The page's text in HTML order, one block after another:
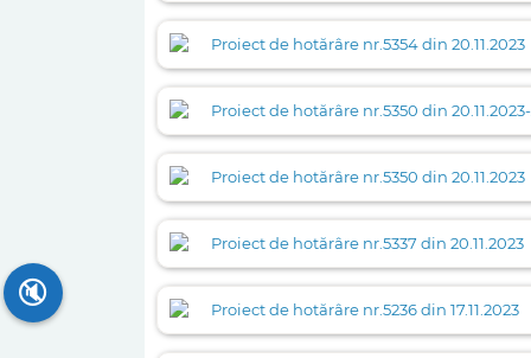
Proiect de hotărâre nr.5354 din 20.11.2023
Proiect de hotărâre nr.5350 din
Proiect de hotărâre nr.5350 din 20.11.2023
Proiect de hotărâre nr.5337 din 20.11.2023
Proiect de hotărâre nr.5236 din 17.11.2023
🔇